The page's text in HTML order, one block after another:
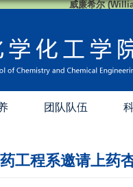
威廉希尔
团队队伍
程系邀请上药